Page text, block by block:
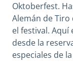
Oktoberfest.
Alemán de
el festival.
desde la
especiales de